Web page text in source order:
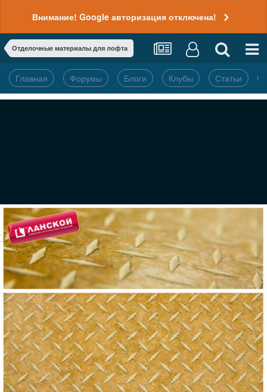
Внимание! Google авторизация отключена!
Отделочные материалы для лофта
Главная Форумы Блоги Клубы Статьи